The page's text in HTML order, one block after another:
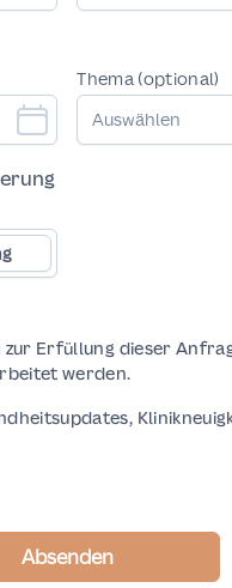
Thema (optional)
Auswählen
zur Erfüllung dieser
werden.
Absenden